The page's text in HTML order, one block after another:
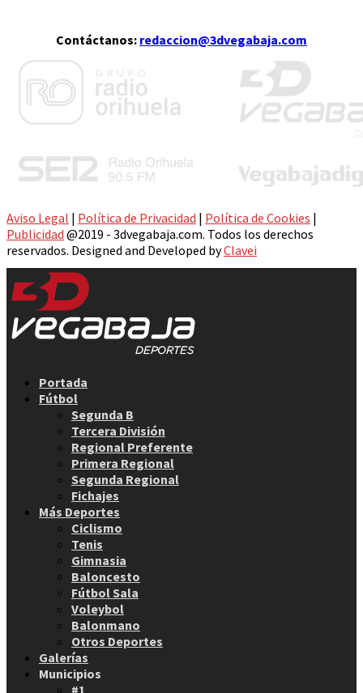
Contáctanos: redaccion@3dvegabaja.com
Aviso Legal | Política de Privacidad | Política de Cookies |
Publicidad @2019 - 3dvegabaja.com. Todos los derechos
reservados. Designed and Developed byClavei
Portada
Fútbol
Segunda B
Tercera División
Regional Preferente
Primera Regional
Segunda Regional
Fichajes
Más Deportes
Ciclismo
Tenis
Gimnasia
Baloncesto
Fútbol Sala
Voleybol
Balonmano
Otros Deportes
Galerías
Municipios